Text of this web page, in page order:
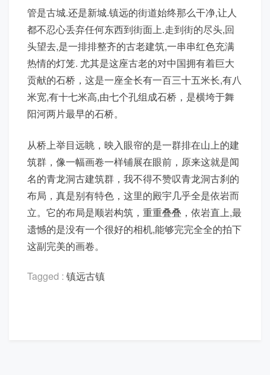
管是古城.还是新城.镇远的街道始终那么干净,让人
都不忍心丢弃任何东西到街面上.走到街的尽头,回
头望去,是一排排整齐的古老建筑,一串串红色充满
热情的灯笼. 尤其是这座古老的对中国拥有着巨大
贡献的石桥，这是一座全长有一百三十五米长,有八
米宽,有十七米高,由七个孔组成石桥，是横垮于舞
阳河两片最早的石桥。
从桥上举目远眺，映入眼帘的是一群排在山上的建
筑群，像一幅画卷一样铺展在眼前，原来这就是闻
名的青龙洞古建筑群，我不得不赞叹青龙洞古刹的
布局，真是别有特色，这里的殿宇几乎全是依岩而
立。它的布局是顺岩构筑，重重叠叠，依岩直上,最
遗憾的是没有一个很好的相机,能够完完全全的拍下
这副完美的画卷。
Tagged : 镇远古镇